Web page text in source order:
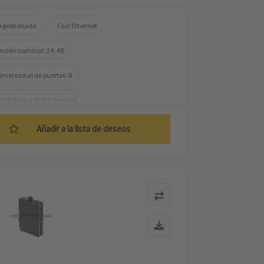
gestionado Fast Ethernet
nominal: 24, 48
total de puertos: 8
de trabajo: -40 ... +70 °C
Añadir a la lista de deseos